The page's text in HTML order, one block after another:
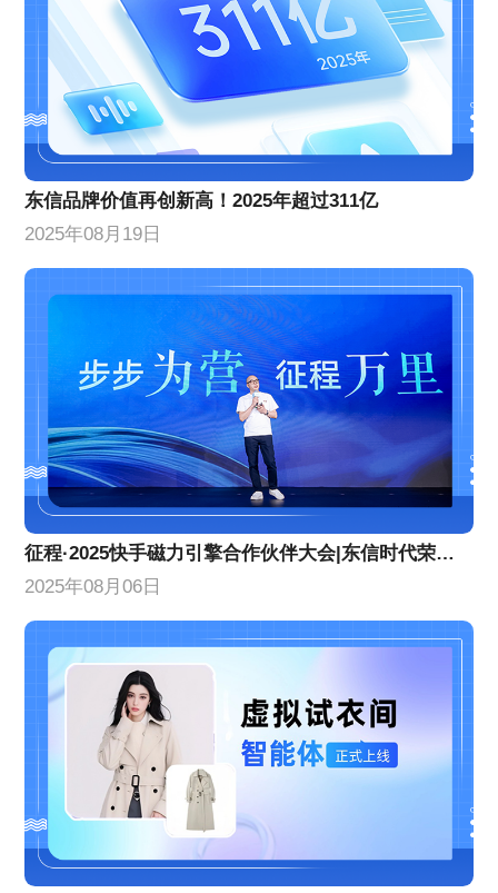
东信品牌价值再创新高！2025年超过311亿
2025年08月19日
征程·2025快手磁力引擎合作伙伴大会|东信时代荣获两项年度荣誉
2025年08月06日